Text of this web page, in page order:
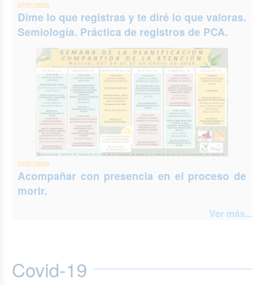
07/01/2026
Dime lo que registras y te diré lo que valoras.
Semiología. Práctica de registros de PCA.
07/01/2026
Acompañar con presencia en el proceso de
morir.
Ver más...
Covid-19